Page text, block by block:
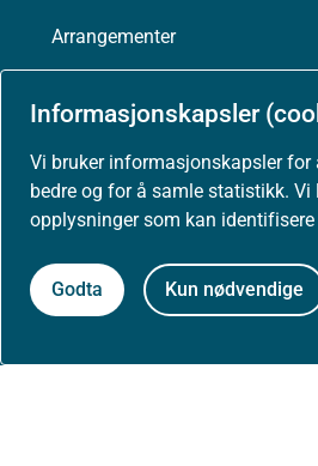
Informasjonskapsler
Vi bruker informasjonskapsler for
bedre og for å samle statistikk. Vi
opplysninger som kan
Godta Kun nødvendige
Arrangementer
Høringer
Presse
Om nettstedet